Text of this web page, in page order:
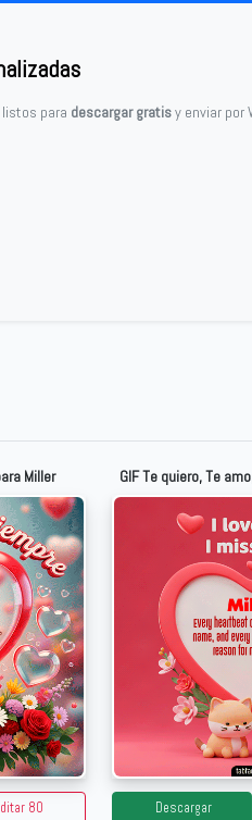
listos para descargar gratisy enviar por
Miller
80
GIF Te quiero, Te
Descargar